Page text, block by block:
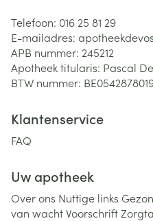
Telefoon: 016 25 81 29
E-mailadres:
APB nummer: 245212
Apotheek titularis: Pascal
BTW nummer:
Klantenservice
FAQ
Uw apotheek
Over ons Nuttige links
van wachtVoorschrift